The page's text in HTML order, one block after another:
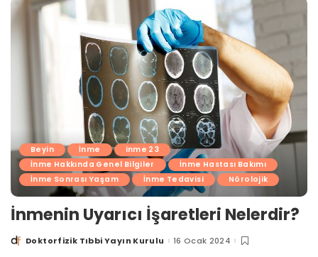
Beyin İnme
inme 23
İnme Hakkında Genel Bilgiler
İnme Hastası Bakımı
İnme Sonrası Yaşam
İnme Tedavisi Nörolojik
İnmenin Uyarıcı İşaretleri Nelerdir?
PostedDoktorfizik Tıbbi Yayın Kurulu 16 Ocak 2024